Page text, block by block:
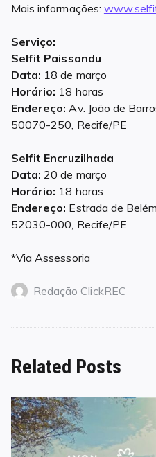
Mais informações:
Serviço:
Selfit Paissandu
Data: 18 de março
Horário: 18 horas
Endereço: Av. João de
50070-250, Recife/PE
Selfit Encruzilhada
Data: 20 de março
Horário: 18 horas
Endereço: Estrada de
52030-000, Recife/PE
*Via Assessoria
Redação ClickREC
Related Posts